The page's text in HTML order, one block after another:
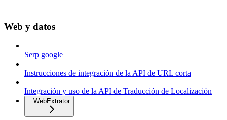
Web y datos
Serp google
Instrucciones de integración de la API de URL corta
Integración y uso de la API de Traducción de Localización
WebExtrator